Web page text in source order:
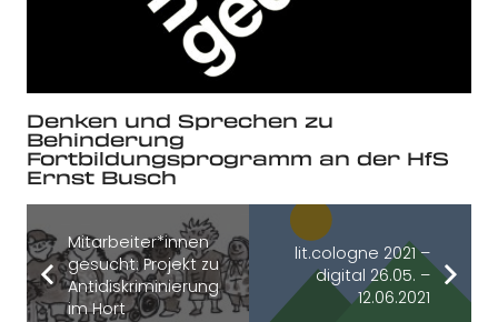
Denken und Sprechen zu
Behinderung
Fortbildungsprogramm an der HfS
Ernst Busch
Mitarbeiter*innen
gesucht: Projekt zu
Antidiskriminierung
im Hort
lit.cologne 2021 –
digital 26.05. –
12.06.2021